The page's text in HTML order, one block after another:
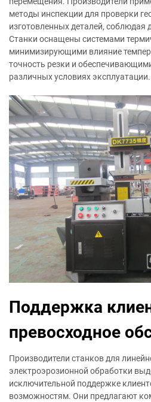
методы инспекции для проверки
изготовленных деталей, соблюдая
Станки оснащены системами
минимизирующими влияние
точность резки и
различных условиях эксплуатации.
Поддержка
превосходное
Производители станков для
электроэрозионной обработки
исключительной поддержке
возможностям. Они предлагают